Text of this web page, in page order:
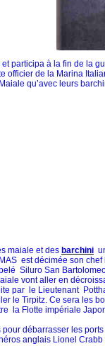
participa à la fin de la
officier de la Marina
qu’avec leurs
maiale et des barchini
est décimée son
Siluro San
vont aller en
par le Lieutenant
le Tirpitz. Ce sera les
la Flotte impériale
débarrasser les
anglais Lionel